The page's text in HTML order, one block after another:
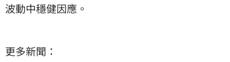
波動中穩健因應。
更多新聞：